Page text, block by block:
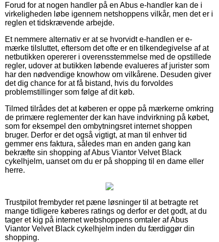
Forud for at nogen handler på en Abus e-handler kan de i
virkeligheden løbe igennem netshoppens vilkår, men det er i
reglen et tidskrævende arbejde.
Et nemmere alternativ er at se hvorvidt e-handlen er e-
mærke tilsluttet, eftersom det ofte er en tilkendegivelse af at
netbutikken opererer i overensstemmelse med de opstillede
regler, udover at butikken løbende evalueres af jurister som
har den nødvendige knowhow om vilkårene. Desuden giver
det dig chance for at få bistand, hvis du forvoldes
problemstillinger som følge af dit køb.
Tilmed tilrådes det at køberen er oppe på mærkerne omkring
de primære reglementer der kan have indvirkning på købet,
som for eksempel den ombytningsret internet shoppen
bruger. Derfor er det også vigtigt, at man til enhver tid
gemmer ens faktura, således man en anden gang kan
bekræfte sin shopping af Abus Viantor Velvet Black
cykelhjelm, uanset om du er på shopping til en dame eller
herre.
Trustpilot frembyder ret pæne løsninger til at betragte ret
mange tidligere køberes ratings og derfor er det godt, at du
tager et kig på internet webshoppens omtaler af Abus
Viantor Velvet Black cykelhjelm inden du færdiggør din
shopping.